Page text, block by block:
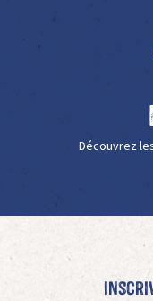
Découvrez